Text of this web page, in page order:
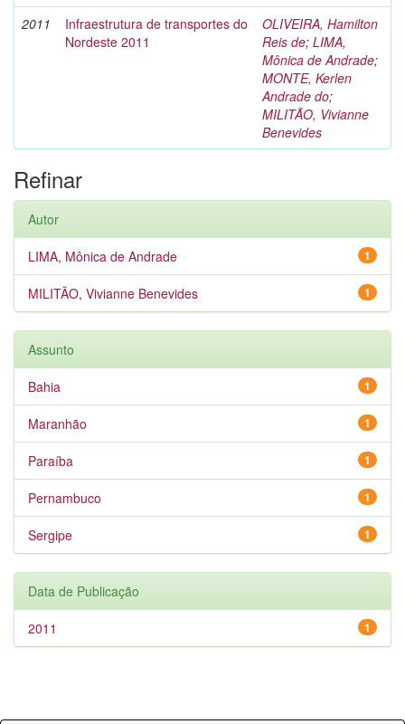
2011
Infraestrutura de transportes do
Nordeste 2011
OLIVEIRA, Hamilton
Reis de; LIMA,
Mônica de Andrade;
MONTE, Kerlen
Andrade do;
MILITÃO, Vivianne
Benevides
Refinar
Autor
1
LIMA, Mônica de Andrade
1
MILITÃO, Vivianne Benevides
Assunto
1
Bahia
1
Maranhão
1
Paraíba
1
Pernambuco
1
Sergipe
Data de Publicação
1
2011